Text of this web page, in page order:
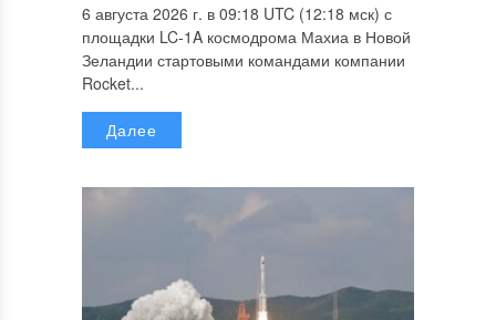
6 августа 2026 г. в 09:18 UTC (12:18 мск) с
площадки LC-1A космодрома Махиа в Новой
Зеландии стартовыми командами компании
Rocket...
Далее